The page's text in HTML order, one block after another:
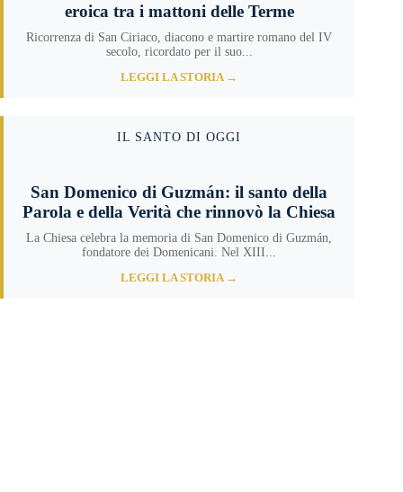
eroica tra i mattoni delle Terme
Ricorrenza di San Ciriaco, diacono e martire romano del IV
secolo, ricordato per il suo...
LEGGI LA STORIA →
IL SANTO DI OGGI
San Domenico di Guzmán: il santo della
Parola e della Verità che rinnovò la Chiesa
La Chiesa celebra la memoria di San Domenico di Guzmán,
fondatore dei Domenicani. Nel XIII...
LEGGI LA STORIA →